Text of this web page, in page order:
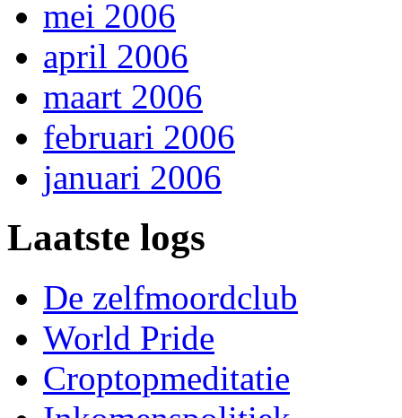
mei 2006
april 2006
maart 2006
februari 2006
januari 2006
Laatste logs
De zelfmoordclub
World Pride
Croptopmeditatie